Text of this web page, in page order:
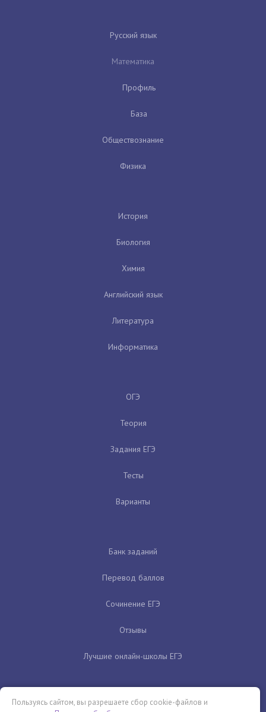
Русский язык
Математика
Профиль
База
Обществознание
Физика
История
Биология
Химия
Английский язык
Литература
Информатика
ОГЭ
Теория
Задания ЕГЭ
Тесты
Варианты
Банк заданий
Перевод баллов
Сочинение ЕГЭ
Отзывы
Лучшие онлайн-школы ЕГЭ
Пользуясь сайтом, вы разрешаете сбор cookie-файлов и